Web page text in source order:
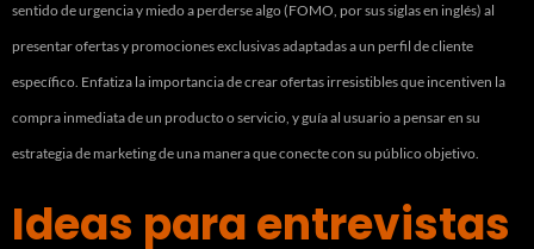
sentido de urgencia y miedo a perderse algo (FOMO, por sus siglas en inglés) al
presentar ofertas y promociones exclusivas adaptadas a un perfil de cliente
específico. Enfatiza la importancia de crear ofertas irresistibles que incentiven la
compra inmediata de un producto o servicio, y guía al usuario a pensar en su
estrategia de marketing de una manera que conecte con su público objetivo.
Ideas para entrevistas